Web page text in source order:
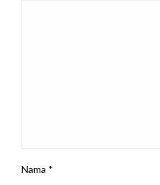
Nama *